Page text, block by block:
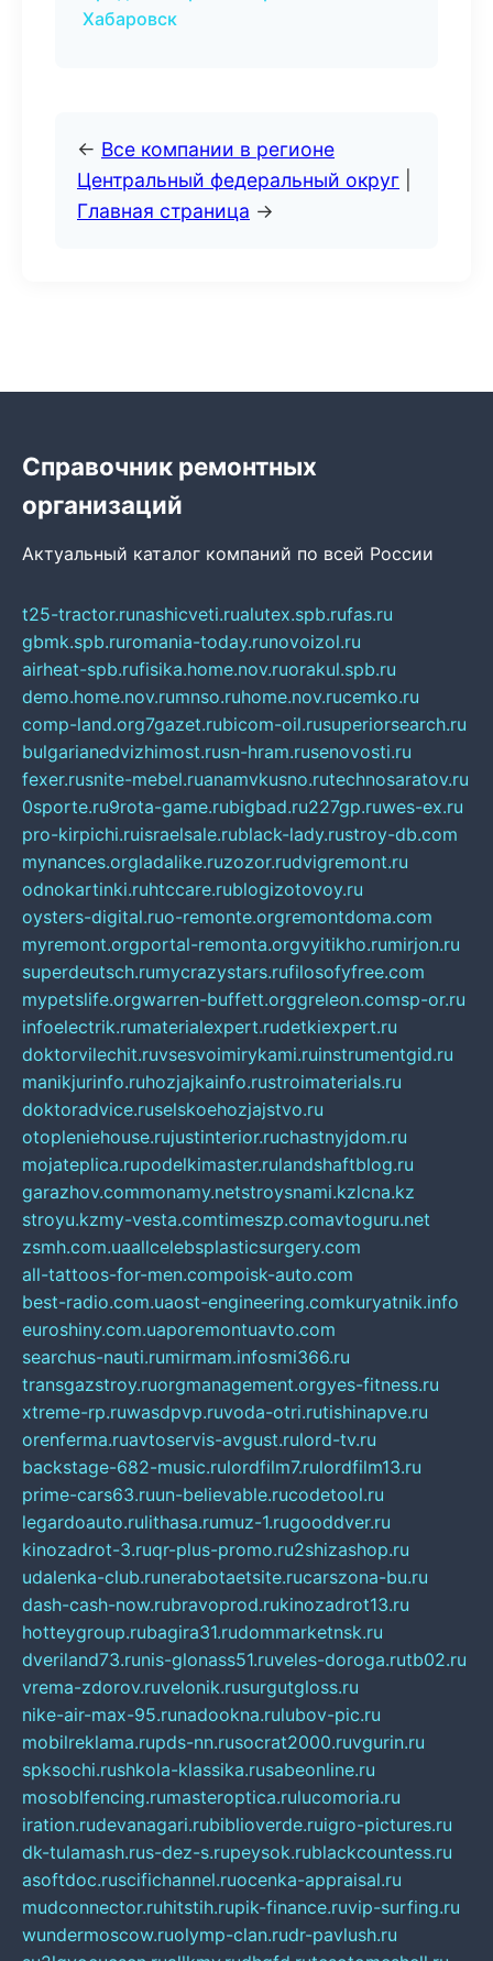
Хабаровск
← Все компании в регионе
Центральный федеральный округ
Главная страница →
Справочник ремонтных
организаций
Актуальный каталог компаний по всей России
t25-tractor.runashicveti.rualutex.spb.rufas.ru
gbmk.spb.ruromania-today.runovoizol.ru
airheat-spb.rufisika.home.nov.ruorakul.spb.ru
demo.home.nov.rumnso.ruhome.nov.rucemko.ru
comp-land.org7gazet.rubicom-oil.rusuperiorsearch.ru
bulgarianedvizhimost.rusn-hram.rusenovosti.ru
fexer.rusnite-mebel.ruanamvkusno.rutechnosaratov.ru
0sporte.ru9rota-game.rubigbad.ru227gp.ruwes-ex.ru
pro-kirpichi.ruisraelsale.rublack-lady.rustroy-db.com
mynances.orgladalike.ruzozor.rudvigremont.ru
odnokartinki.ruhtccare.rublogizotovoy.ru
oysters-digital.ruo-remonte.orgremontdoma.com
myremont.orgportal-remonta.orgvyitikho.rumirjon.ru
superdeutsch.rumycrazystars.rufilosofyfree.com
mypetslife.orgwarren-buffett.orggreleon.comsp-or.ru
infoelectrik.rumaterialexpert.rudetkiexpert.ru
doktorvilechit.ruvsesvoimirykami.ruinstrumentgid.ru
manikjurinfo.ruhozjajkainfo.rustroimaterials.ru
doktoradvice.ruselskoehozjajstvo.ru
otopleniehouse.rujustinterior.ruchastnyjdom.ru
mojateplica.rupodelkimaster.rulandshaftblog.ru
garazhov.commonamy.netstroysnami.kzlcna.kz
stroyu.kzmy-vesta.comtimeszp.comavtoguru.net
zsmh.com.uaallcelebsplasticsurgery.com
all-tattoos-for-men.compoisk-auto.com
best-radio.com.uaost-engineering.comkuryatnik.info
euroshiny.com.uaporemontuavto.com
searchus-nauti.rumirmam.infosmi366.ru
transgazstroy.ruorgmanagement.orgyes-fitness.ru
xtreme-rp.ruwasdpvp.ruvoda-otri.rutishinapve.ru
orenferma.ruavtoservis-avgust.rulord-tv.ru
backstage-682-music.rulordfilm7.rulordfilm13.ru
prime-cars63.ruun-believable.rucodetool.ru
legardoauto.rulithasa.rumuz-1.rugooddver.ru
kinozadrot-3.ruqr-plus-promo.ru2shizashop.ru
udalenka-club.runerabotaetsite.rucarszona-bu.ru
dash-cash-now.rubravoprod.rukinozadrot13.ru
hotteygroup.rubagira31.rudommarketnsk.ru
dveriland73.runis-glonass51.ruveles-doroga.rutb02.ru
vrema-zdorov.ruvelonik.rusurgutgloss.ru
nike-air-max-95.runadookna.rulubov-pic.ru
mobilreklama.rupds-nn.rusocrat2000.ruvgurin.ru
spksochi.rushkola-klassika.rusabeonline.ru
mosoblfencing.rumasteroptica.rulucomoria.ru
iration.rudevanagari.rubiblioverde.ruigro-pictures.ru
dk-tulamash.rus-dez-s.rupeysok.rublackcountess.ru
asoftdoc.ruscifichannel.ruocenka-appraisal.ru
mudconnector.ruhitstih.rupik-finance.ruvip-surfing.ru
wundermoscow.ruolymp-clan.rudr-pavlush.ru